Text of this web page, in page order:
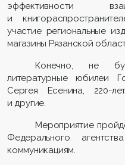
эффективности
и
участие региональные
магазины Рязанской
Конечно, не
литературные юбилеи
Сергея Есенина, 220-
и другие.
Мероприятие
Федерального
коммуникациям.